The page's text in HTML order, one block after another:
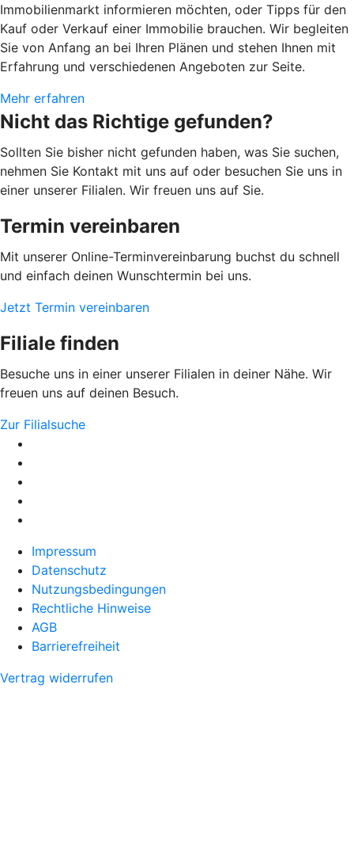
Immobilienmarkt informieren möchten, oder Tipps für den
Kauf oder Verkauf einer Immobilie brauchen. Wir begleiten
Sie von Anfang an bei Ihren Plänen und stehen Ihnen mit
Erfahrung und verschiedenen Angeboten zur Seite.
Mehr erfahren
Nicht das Richtige gefunden?
Sollten Sie bisher nicht gefunden haben, was Sie suchen,
nehmen Sie Kontakt mit uns auf oder besuchen Sie uns in
einer unserer Filialen. Wir freuen uns auf Sie.
Termin vereinbaren
Mit unserer Online-Terminvereinbarung buchst du schnell
und einfach deinen Wunschtermin bei uns.
Jetzt Termin vereinbaren
Filiale finden
Besuche uns in einer unserer Filialen in deiner Nähe. Wir
freuen uns auf deinen Besuch.
Zur Filialsuche
Impressum
Datenschutz
Nutzungsbedingungen
Rechtliche Hinweise
AGB
Barrierefreiheit
Vertrag widerrufen